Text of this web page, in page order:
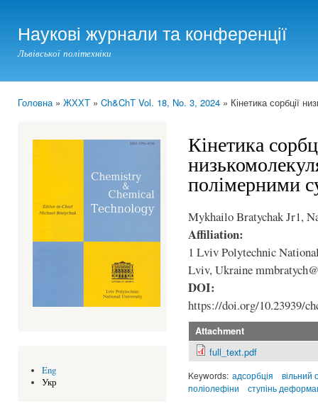
Наукові журнали та конференції
Львівської політехніки
Головна» ЖХХТ » Ch&ChT Vol. 18, No. 3, 2024 » Кінетика сорбції
Eng
Укр
Кінетика
полімерними
Mykhailo Bratychak Jr1,
Affiliation:
1 Lviv Polytechnic
Lviv, Ukraine
DOI:
https://doi.org/10.23939/
Attachment
full_text.pdf
Keywords: адсорбція
вільний
поліолефіни
ступінь